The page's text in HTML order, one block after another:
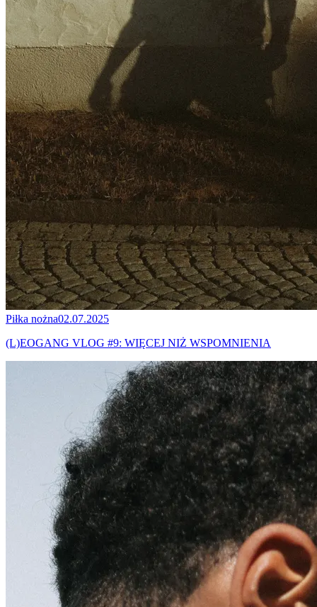
Piłka nożna02.07.2025
(L)EOGANG VLOG #9: WIĘCEJ NIŻ WSPOMNIENIA